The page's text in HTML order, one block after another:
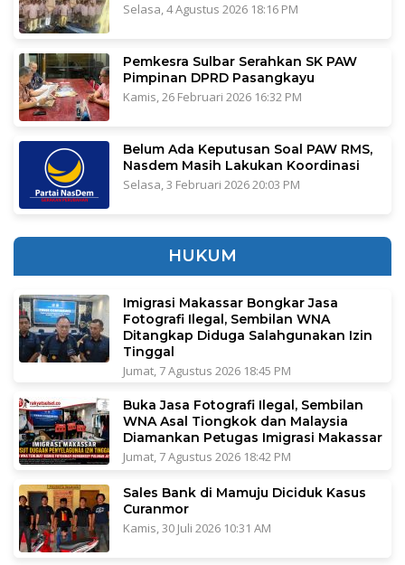
Selasa, 4 Agustus 2026 18:16 PM
Pemkesra Sulbar Serahkan SK PAW
Pimpinan DPRD Pasangkayu
Kamis, 26 Februari 2026 16:32 PM
Belum Ada Keputusan Soal PAW RMS,
Nasdem Masih Lakukan Koordinasi
Selasa, 3 Februari 2026 20:03 PM
HUKUM
Imigrasi Makassar Bongkar Jasa
Fotografi Ilegal, Sembilan WNA
Ditangkap Diduga Salahgunakan Izin
Tinggal
Jumat, 7 Agustus 2026 18:45 PM
Buka Jasa Fotografi Ilegal, Sembilan
WNA Asal Tiongkok dan Malaysia
Diamankan Petugas Imigrasi Makassar
Jumat, 7 Agustus 2026 18:42 PM
Sales Bank di Mamuju Diciduk Kasus
Curanmor
Kamis, 30 Juli 2026 10:31 AM